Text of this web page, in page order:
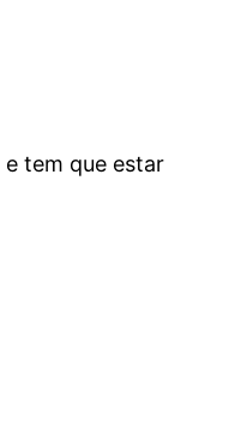
tem que estar